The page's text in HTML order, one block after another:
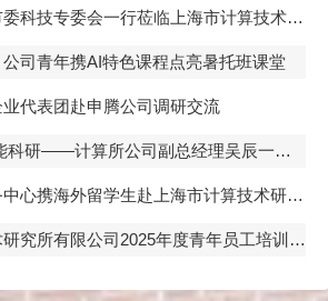
委会一行莅临上海市计算技术研究所有限公司开展联合调研
司青年携AI特色课程点亮暑托班课堂
代表团赴申腾公司调研交流
计算所公司副总经理吴辰一行赴实验动物中心调研
外留学生赴上海市计算技术研究所有限公司学习调研
有限公司2025年度青年员工培训及专题竞赛顺利开展